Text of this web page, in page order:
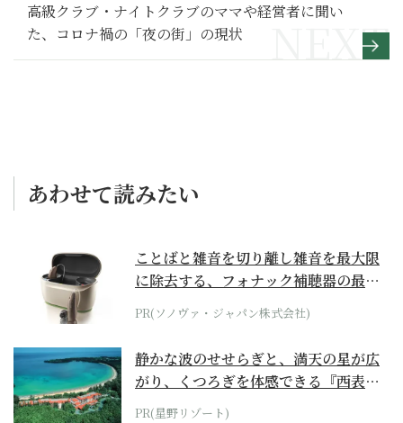
高級クラブ・ナイトクラブのママや経営者に聞い
た、コロナ禍の「夜の街」の現状
あわせて読みたい
ことばと雑音を切り離し雑音を最大限
に除去する、フォナック補聴器の最上
位モデル
PR(ソノヴァ・ジャパン株式会社)
静かな波のせせらぎと、満天の星が広
がり、くつろぎを体感できる『西表島
ホテル by...
PR(星野リゾート)